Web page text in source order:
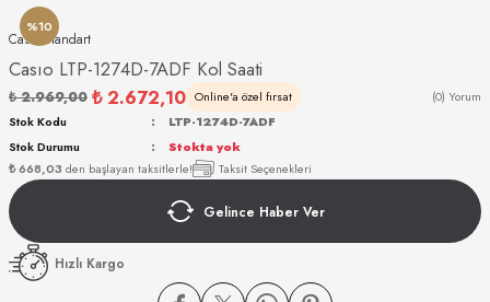
%10
Casıo Standart
Casıo LTP-1274D-7ADF Kol Saati
₺ 2.969,00 ₺ 2.672,10 Online'a özel fırsat (0) Yorum
₺ 668,03 den başlayan taksitlerle! Taksit Seçenekleri
Stok Kodu
LTP-1274D-7ADF
Stok Durumu
Stokta yok
Gelince Haber Ver
Hızlı Kargo